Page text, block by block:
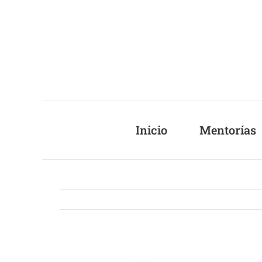
Inicio Mentorías